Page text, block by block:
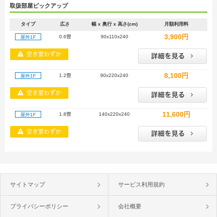
取扱部屋ピックアップ
タイプ 広さ 幅 x 奥行 x 高さ(cm) 月額利用料
屋外1F 0.6畳 90x110x240 3,900円
屋外1F 1.2畳 90x220x240 8,100円
屋外1F 1.8畳 140x220x240 11,600円
サイトマップ サービス利用規約
プライバシーポリシー 会社概要